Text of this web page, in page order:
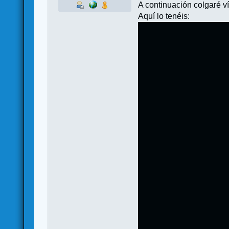
A continuación colgaré
Aquí lo tenéis: